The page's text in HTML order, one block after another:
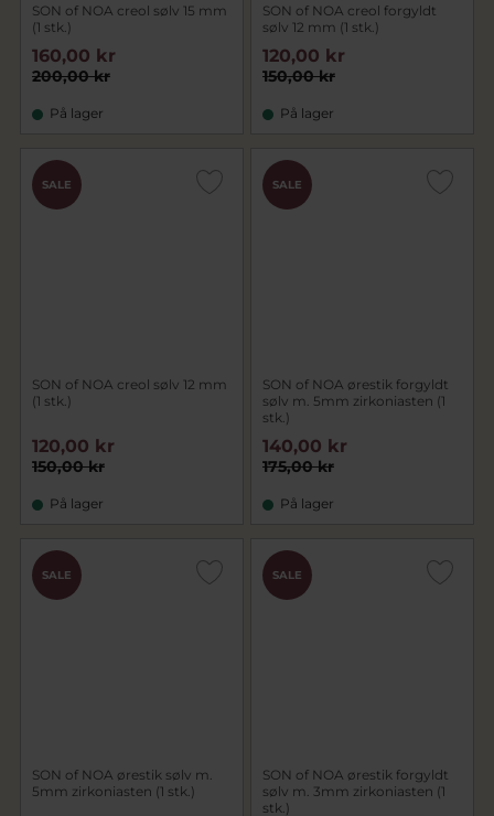
SON of NOA creol sølv 15 mm
(1 stk.)
200,00 kr
160,00 kr
På lager
SON of NOA creol forgyldt
sølv 12 mm (1 stk.)
150,00 kr
120,00 kr
På lager
SALE
SON of NOA creol sølv 12 mm
(1 stk.)
150,00 kr
120,00 kr
På lager
SALE
SON of NOA ørestik forgyldt
sølv m. 5mm zirkoniasten (1
stk.)
175,00 kr
140,00 kr
På lager
SALE
SON of NOA ørestik sølv m.
5mm zirkoniasten (1 stk.)
SALE
SON of NOA ørestik forgyldt
sølv m. 3mm zirkoniasten (1
stk.)